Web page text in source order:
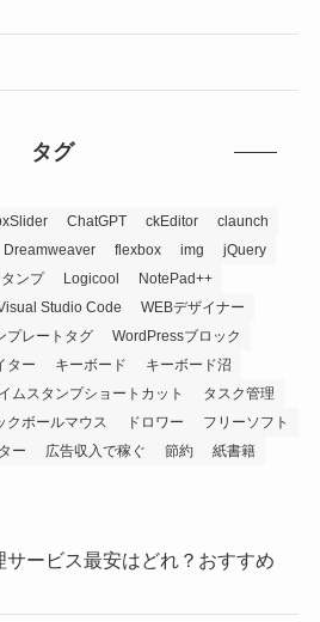
タグ
ChatGPT ckEditor
claunch
Dreamweaver flexbox img
jQuery
ンプ Logicool
NotePad++
Studio Code
WEBデザイナー
プレートタグ
WordPressブロック
ター キーボード
キーボード沼
ムスタンプショートカット
タスク管理
クボールマウス ドロワー
フリーソフト
ー 広告収入で稼ぐ 節約
紙書籍
サービス最安はどれ？おすすめ